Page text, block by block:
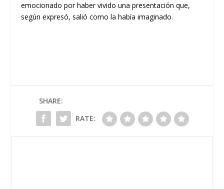
emocionado por haber vivido una presentación que,
según expresó, salió como la había imaginado.
SHARE:
RATE: